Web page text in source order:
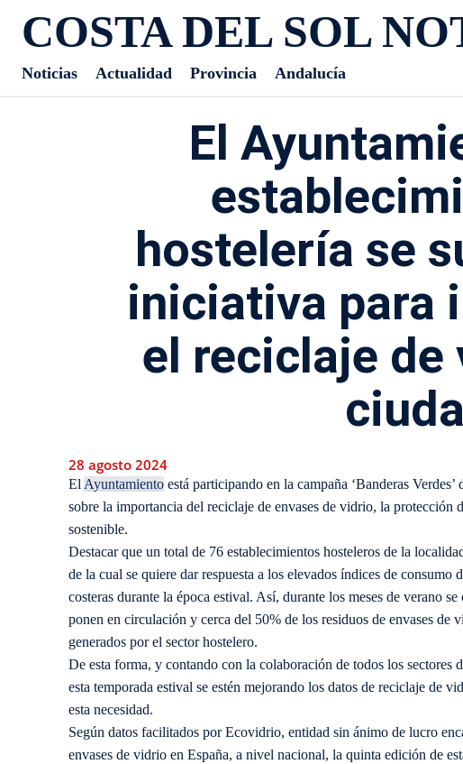
COSTA DEL SOL
Noticias Actualidad Provincia Andalucía
El
hostelería se
iniciativa para
el reciclaje de
28 agosto 2024
El Ayuntamiento está participando en la campaña ‘Banderas
sobre la importancia del reciclaje de envases de vidrio, la protección
sostenible.
Destacar que un total de 76 establecimientos hosteleros de la
de la cual se quiere dar respuesta a los elevados índices de consumo
costeras durante la época estival. Así, durante los meses de verano
ponen en circulación y cerca del 50% de los residuos de envases de
generados por el sector hostelero.
De esta forma, y contando con la colaboración de todos los
esta temporada estival se estén mejorando los datos de reciclaje de
esta necesidad.
Según datos facilitados por Ecovidrio, entidad sin ánimo de lucro
envases de vidrio en España, a nivel nacional, la quinta edición de